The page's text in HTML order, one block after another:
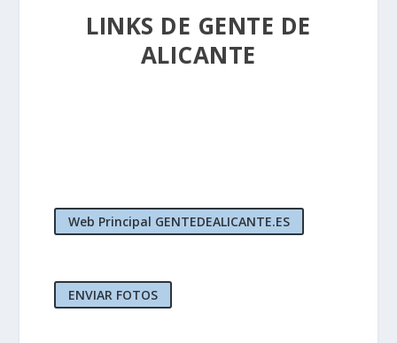
LINKS DE GENTE DE
ALICANTE
Web Principal GENTEDEALICANTE.ES
ENVIAR FOTOS